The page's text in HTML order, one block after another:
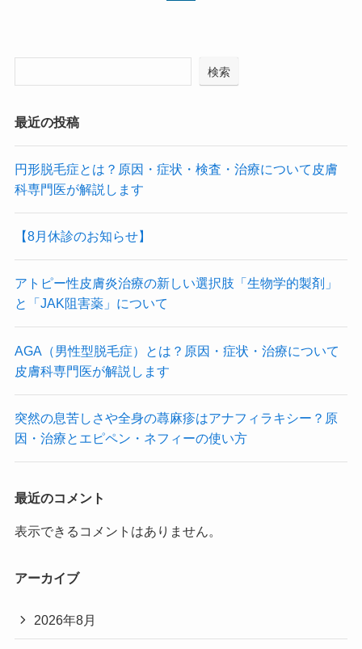
検索
最近の投稿
円形脱毛症とは？原因・症状・検査・治療について皮膚
科専門医が解説します
【8月休診のお知らせ】
アトピー性皮膚炎治療の新しい選択肢「生物学的製剤」
と「JAK阻害薬」について
AGA（男性型脱毛症）とは？原因・症状・治療について
皮膚科専門医が解説します
突然の息苦しさや全身の蕁麻疹はアナフィラキシー？原
因・治療とエピペン・ネフィーの使い方
最近のコメント
表示できるコメントはありません。
アーカイブ
2026年8月